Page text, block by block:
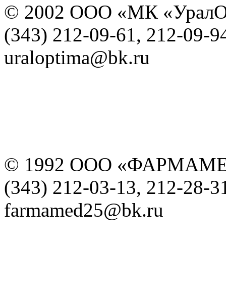
© 2002 ООО «МК
(343) 212-09-61, 212-09-
uraloptima@bk.ru
© 1992 ООО
(343) 212-03-13, 212-28-
farmamed25@bk.ru